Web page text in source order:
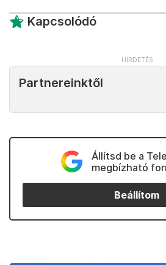
Kapcsolódó
Partnereinktől
Állítsd be a
megbízható
Beállítom